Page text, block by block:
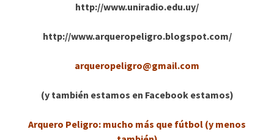
http://www.uniradio.edu.uy/
http://www.arqueropeligro.blogspot.com/
arqueropeligro@gmail.com
(y también estamos en Facebook estamos)
Arquero Peligro: mucho más que fútbol (y menos